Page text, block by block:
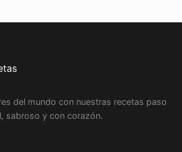
del mundo con nuestras recetas paso
sabroso y con corazón.